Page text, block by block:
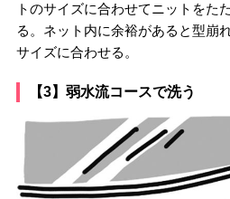
トのサイズに合わせてニットをた
る。ネット内に余裕があると型崩
サイズに合わせる。
【3】弱水流コースで洗う